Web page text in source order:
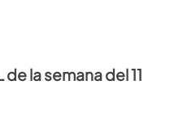
la semana del 11